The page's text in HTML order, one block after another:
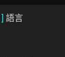
] 語言